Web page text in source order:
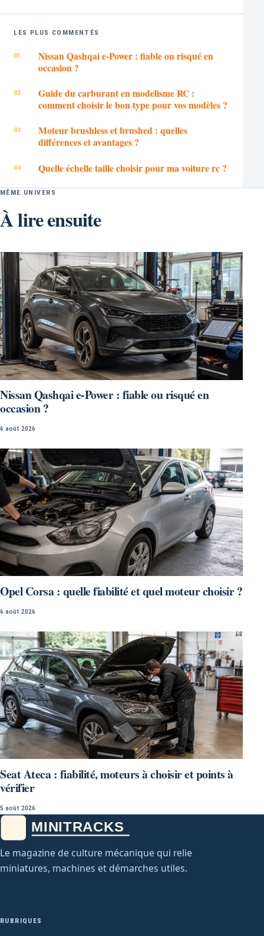
LES PLUS COMMENTÉS
Nissan Qashqai e-Power : fiable ou risqué en
occasion ?
Guide du carburant en modelisme RC :
comment choisir le bon type pour vos modèles ?
Moteur brushless et brushed : quelles
différences et avantages ?
Quelle échelle taille choisir pour ma voiture rc ?
MÊME UNIVERS
À lire ensuite
Nissan Qashqai e-Power : fiable ou risqué en
occasion ?
6 août 2026
Opel Corsa : quelle fiabilité et quel moteur choisir ?
6 août 2026
Seat Ateca : fiabilité, moteurs à choisir et points à
vérifier
5 août 2026
Le magazine de culture mécanique qui relie
miniatures, machines et démarches utiles.
RUBRIQUES